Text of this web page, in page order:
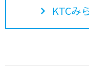
KTCみ